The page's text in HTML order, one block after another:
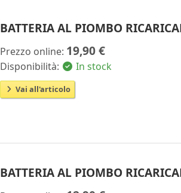
BATTERIA AL PIOMBO
Prezzo online: 19,90 €
Disponibilità: In stock
Vai all'articolo
BATTERIA AL PIOMBO